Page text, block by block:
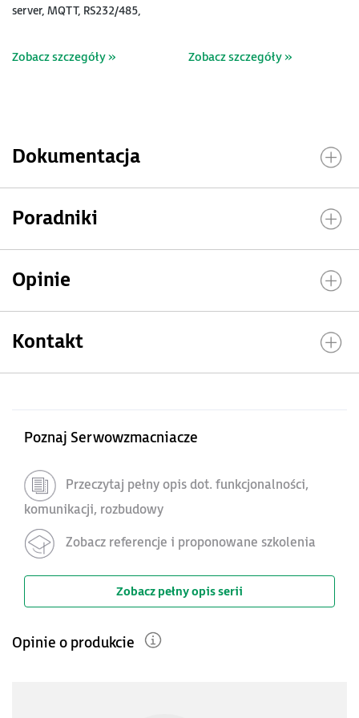
server, MQTT, RS232/485,
Zobacz szczegóły » Zobacz szczegóły »
Dokumentacja
Poradniki
Opinie
Kontakt
Poznaj Serwowzmacniacze
Przeczytaj pełny opis dot. funkcjonalności,
komunikacji, rozbudowy
Zobacz referencje i proponowane szkolenia
Zobacz pełny opis serii
Opinie o produkcie